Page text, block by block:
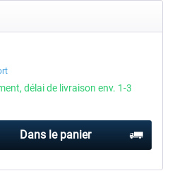
délai de livraison env. 1-3
Dans le panier